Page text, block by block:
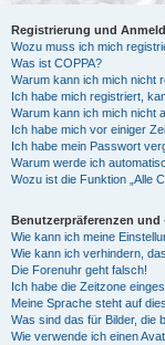
Registrierung und
Wozu muss ich mich
Was ist COPPA?
Warum kann ich mich nicht
Ich habe mich registriert,
Warum kann ich mich nicht
Ich habe mich vor einiger
Ich habe mein Passwort
Warum werde ich
Wozu ist die Funktion „Alle
Benutzerpräferenzen und
Wie kann ich meine
Wie kann ich verhindern,
Die Forenuhr geht falsch!
Ich habe die Zeitzone
Meine Sprache steht auf
Was sind das für Bilder, die
Wie verwende ich einen